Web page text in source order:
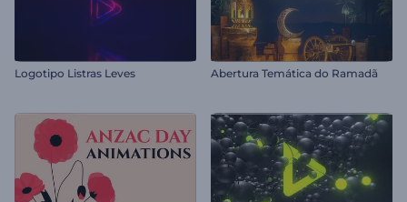
Logotipo Listras Leves Abertura Temática do Ramadã